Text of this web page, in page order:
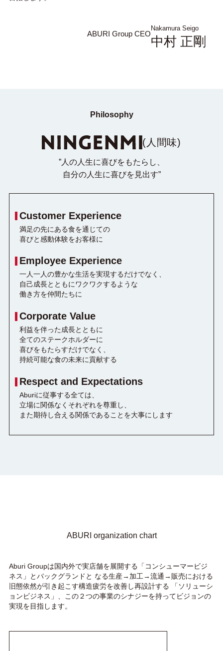
ABURI Group CEO
Nakamura Seigo
中村 正剛
Philosophy
(人間味)
”人の人生に喜びをもたらし、
自分の人生に喜びを見出す”
Customer Experience
満足の先にある食を通じての
喜びと感動体験をお客様に
Employee Experience
一人一人の豊かな生活を実現するだけでなく、
自己成長とともにワクワクするような
働き方を仲間たちに
Corporate Value
利益を伴った成長とともに
全てのステークホルダーに
喜びをもたらすだけでなく、
持続可能な食の未来に貢献する
Respect and Expectations
Aburiに従事する全ては、
立場に関係なくそれぞれを尊重し、
また期待し合える関係であることを大事にします
ABURI organization chart
Aburi Groupは国内外で実店舗を展開する「コンシューマービジ
ネス」とバックグランドと なる生産→加工→流通→販売における
旧態依然が引き起こす構造疲労を改善し再設計する 「ソリューシ
ョンビジネス」、この２つの事業のシナジーを持ってビジョンの
実現を目指します。